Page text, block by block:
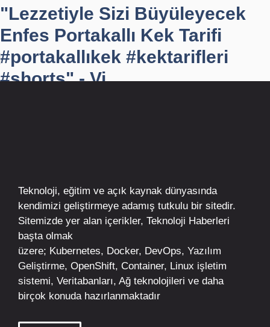
"Lezzetiyle Sizi Büyüleyecek
Enfes Portakallı Kek Tarifi
#portakallıkek #kektarifleri
#shorts" - Vi...
Teknoloji, eğitim ve açık kaynak dünyasında
kendimizi geliştirmeye adamış tutkulu bir sitedir.
Sitemizde yer alan içerikler, Teknoloji Haberleri
başta olmak
üzere; Kubernetes, Docker, DevOps, Yazılım
Geliştirme, OpenShift, Container, Linux işletim
sistemi, Veritabanları, Ağ teknolojileri ve daha
birçok konuda hazırlanmaktadır